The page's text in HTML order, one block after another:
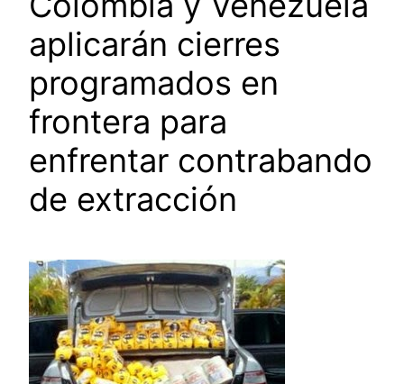
aplicarán cierres
programados en
frontera para
enfrentar contrabando
de extracción